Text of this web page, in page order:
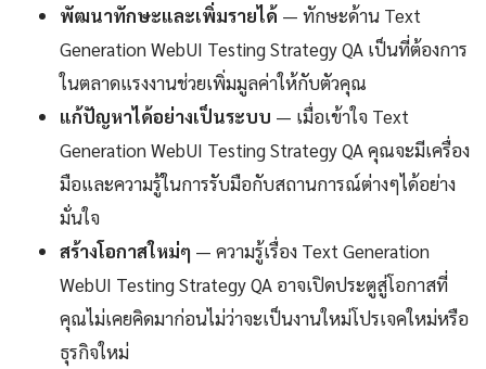
พัฒนาทักษะและเพิ่มรายได้ — ทักษะด้าน Text
Generation WebUI Testing Strategy QA เป็นที่ต้องการ
ในตลาดแรงงานช่วยเพิ่มมูลค่าให้กับตัวคุณ
แก้ปัญหาได้อย่างเป็นระบบ — เมื่อเข้าใจ Text
Generation WebUI Testing Strategy QA คุณจะมีเครื่อง
มือและความรู้ในการรับมือกับสถานการณ์ต่างๆได้อย่าง
มั่นใจ
สร้างโอกาสใหม่ๆ — ความรู้เรื่อง Text Generation
WebUI Testing Strategy QA อาจเปิดประตูสู่โอกาสที่
คุณไม่เคยคิดมาก่อนไม่ว่าจะเป็นงานใหม่โปรเจคใหม่หรือ
ธุรกิจใหม่